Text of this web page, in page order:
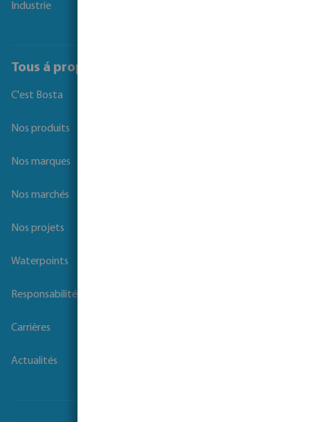
Industrie
Tous á propos de Bosta
C'est Bosta
Nos produits
Nos marques
Nos marchés
Nos projets
Waterpoints
Responsabilité sociale des entreprises
Carrières
Actualités